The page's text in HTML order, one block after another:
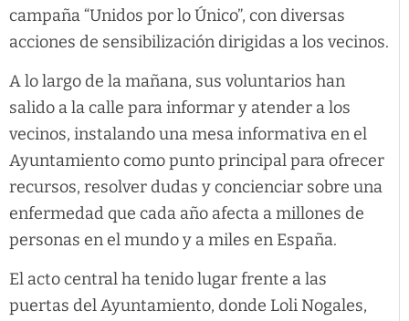
campaña “Unidos por lo Único”, con diversas
acciones de sensibilización dirigidas a los vecinos.
A lo largo de la mañana, sus voluntarios han
salido a la calle para informar y atender a los
vecinos, instalando una mesa informativa en el
Ayuntamiento como punto principal para ofrecer
recursos, resolver dudas y concienciar sobre una
enfermedad que cada año afecta a millones de
personas en el mundo y a miles en España.
El acto central ha tenido lugar frente a las
puertas del Ayuntamiento, donde Loli Nogales,